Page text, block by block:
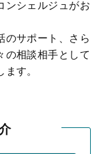
ンシェルジュがお
のサポート、さら
の相談相手として
す。